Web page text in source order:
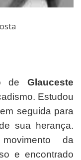
de Glauceste
Estudou
seguida para
sua herança.
da
e encontrado